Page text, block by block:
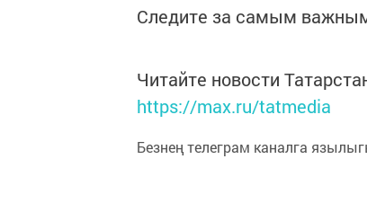
Следите за самым
Читайте новости
https://max.ru/tatmedia
Безнең телеграм каналга